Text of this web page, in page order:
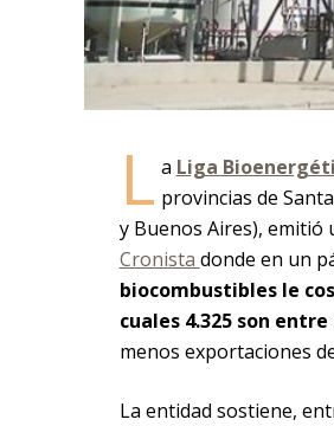
L a Liga
provincias de
y Buenos Aires), emitió
Cronista donde en un
biocombustibles le
cuales 4.325 son entre
menos exportaciones
La entidad sostiene,